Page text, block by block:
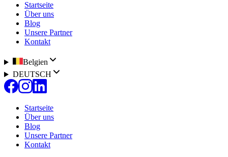
Startseite
Über uns
Blog
Unsere Partner
Kontakt
Belgien
DEUTSCH
Startseite
Über uns
Blog
Unsere Partner
Kontakt